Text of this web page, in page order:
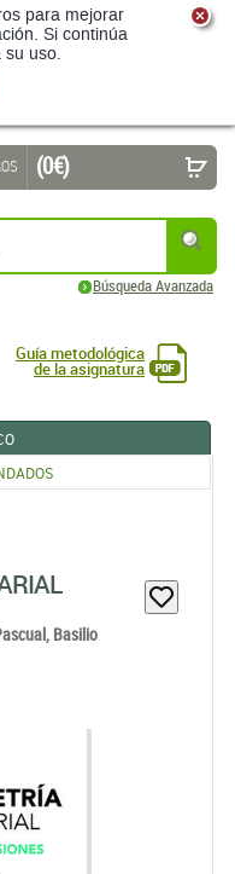
para mejorar
Si continúa
su uso.
Búsqueda Avanzada
(0 €)
Guía metodológica
de la asignatura
Basilio